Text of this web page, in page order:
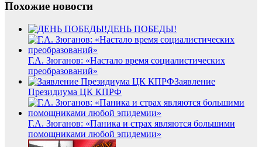
Похожие новости
ДЕНЬ ПОБЕДЫ!
Г.А. Зюганов: «Настало время социалистических
преобразований»
Заявление
Президиума ЦК КПРФ
Г.А. Зюганов: «Паника и страх являются большими
помощниками любой эпидемии»